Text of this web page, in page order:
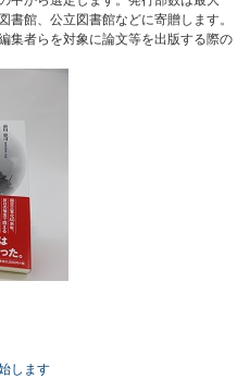
書館、公立図書館などに寄贈します。
集者らを対象に論文等を出版する際の
します